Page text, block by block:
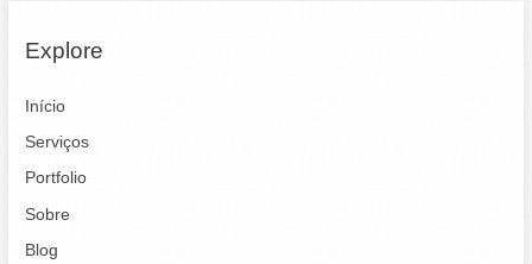
Explore
Início
Serviços
Portfolio
Sobre
Blog